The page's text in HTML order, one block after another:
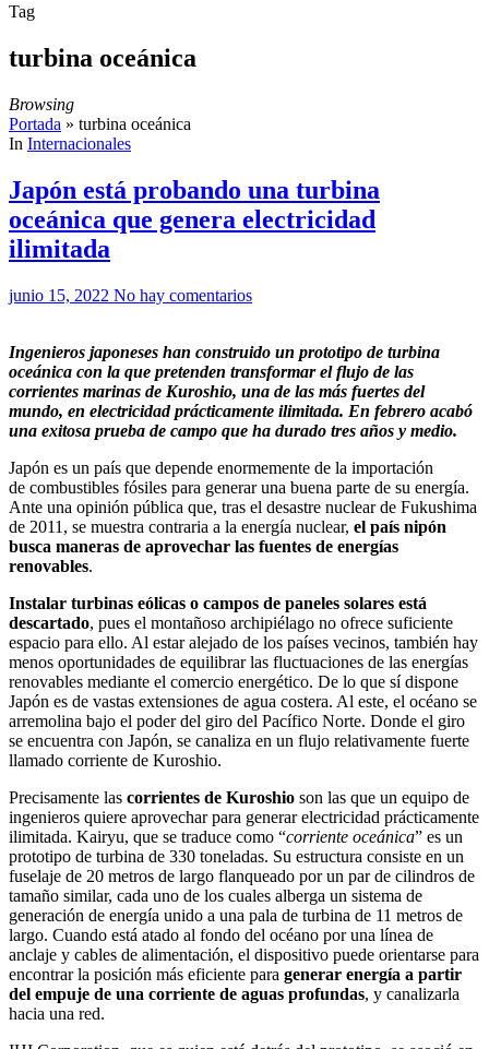
Tag
turbina oceánica
Browsing
Portada » turbina oceánica
In Internacionales
Japón está probando una turbina
oceánica que genera electricidad
ilimitada
junio 15, 2022 No hay comentarios
Ingenieros japoneses han construido un prototipo de turbina
oceánica con la que pretenden transformar el flujo de las
corrientes marinas de Kuroshio, una de las más fuertes del
mundo, en electricidad prácticamente ilimitada. En febrero acabó
una exitosa prueba de campo que ha durado tres años y medio.
Japón es un país que depende enormemente de la importación
de combustibles fósiles para generar una buena parte de su energía.
Ante una opinión pública que, tras el desastre nuclear de Fukushima
de 2011, se muestra contraria a la energía nuclear, el país nipón
busca maneras de aprovechar las fuentes de energías
renovables.
Instalar turbinas eólicas o campos de paneles solares está
descartado, pues el montañoso archipiélago no ofrece suficiente
espacio para ello. Al estar alejado de los países vecinos, también hay
menos oportunidades de equilibrar las fluctuaciones de las energías
renovables mediante el comercio energético. De lo que sí dispone
Japón es de vastas extensiones de agua costera. Al este, el océano se
arremolina bajo el poder del giro del Pacífico Norte. Donde el giro
se encuentra con Japón, se canaliza en un flujo relativamente fuerte
llamado corriente de Kuroshio.
Precisamente las corrientes de Kuroshio son las que un equipo de
ingenieros quiere aprovechar para generar electricidad prácticamente
ilimitada. Kairyu, que se traduce como “corriente oceánica” es un
prototipo de turbina de 330 toneladas. Su estructura consiste en un
fuselaje de 20 metros de largo flanqueado por un par de cilindros de
tamaño similar, cada uno de los cuales alberga un sistema de
generación de energía unido a una pala de turbina de 11 metros de
largo. Cuando está atado al fondo del océano por una línea de
anclaje y cables de alimentación, el dispositivo puede orientarse para
encontrar la posición más eficiente para generar energía a partir
del empuje de una corriente de aguas profundas, y canalizarla
hacia una red.